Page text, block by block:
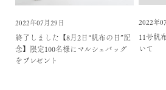
2022年07月29日
終了しました【8月2日“帆布の日”記
念】限定100名様にマルシェバッグ
をプレゼント
2022年
11号帆
いて